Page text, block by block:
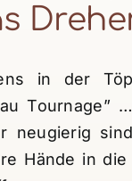
in der
Tournage”
neugierig
Hände in die